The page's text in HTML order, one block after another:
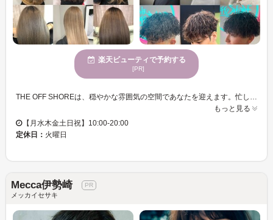
楽天ビューティで予約する
[PR]
もっと見る
【月水木金土日祝】10:00-20:00
定休日： 火曜日
Mecca伊勢崎
メッカイセサキ